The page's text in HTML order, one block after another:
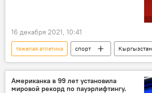
16 декабря 2021, 10:41
тяжелая атлетика спорт
Кыргызстан
серебро
Новости Киргизии
Американка в 99 лет установила
мировой рекорд по пауэрлифтингу.